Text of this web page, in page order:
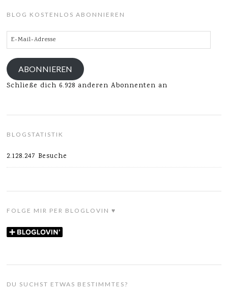
BLOG KOSTENLOS ABONNIEREN
E-
Mail-
Adresse
ABONNIEREN
Schließe dich 6.928 anderen Abonnenten an
BLOGSTATISTIK
2.128.247 Besuche
FOLGE MIR PER BLOGLOVIN ♥
DU SUCHST ETWAS BESTIMMTES?